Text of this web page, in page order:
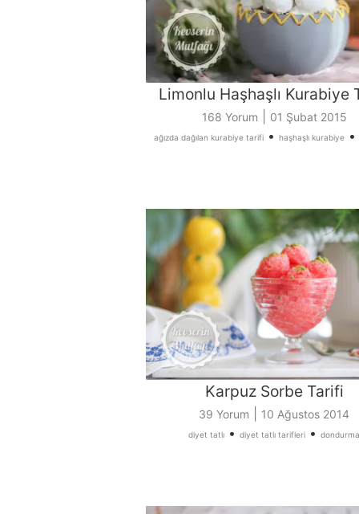
Limonlu Haşhaşlı Kurabiye
168 Yorum 01 Şubat 2015
ağızda dağılan kurabiye tarifi • haşhaşlı kurabiye •
Karpuz Sorbe Tarifi
39 Yorum 10 Ağustos 2014
diyet tatlı • diyet tatlı tarifleri • dondurma